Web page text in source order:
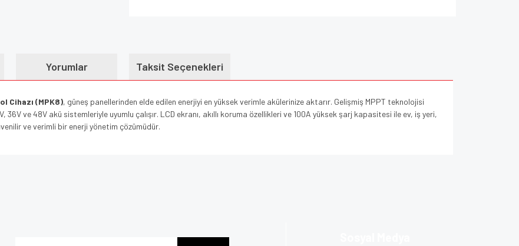
Yorumlar Taksit Seçenekleri
Cihazı (MPK8), güneş panellerinden elde edilen enerjiyi en yüksek verimle akülerinize aktarır. Gelişmiş MPPT teknolojisi
36V ve 48V akü sistemleriyle uyumlu çalışır. LCD ekranı, akıllı koruma özellikleri ve 100A yüksek şarj kapasitesi ile ev, iş yeri,
ve verimli bir enerji yönetim çözümüdür.